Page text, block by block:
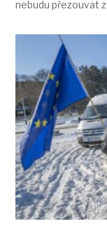
nebudu přezouvat z